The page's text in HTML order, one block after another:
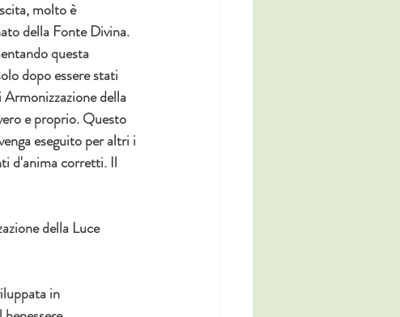
molto è
della Fonte Divina.
questa
dopo essere stati
della
e proprio. Questo
eseguito per altri i
d'anima corretti. Il
della Luce
in